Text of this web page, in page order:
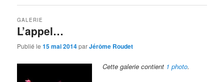
L’appel…
GALERIE
Publié le15 mai 2014parJérôme Roudet
Cette galerie contient 1 photo.